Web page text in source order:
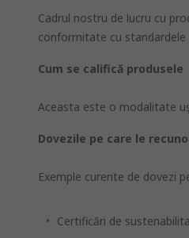
Cadrul nostru de lucru cu
conformitate cu standardele
Cum se califică produsele
Aceasta este o modalitate
Dovezile pe care le
Exemple curente de dovezi
Certificări de